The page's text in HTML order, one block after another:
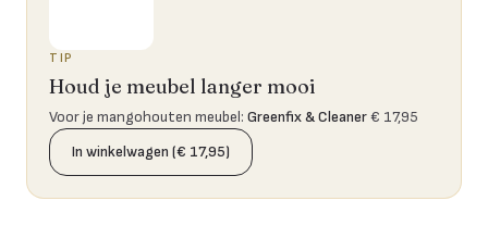
TIP
Houd je meubel langer mooi
Voor je mangohouten meubel: Greenfix & Cleaner€ 17,95
In winkelwagen (€ 17,95)